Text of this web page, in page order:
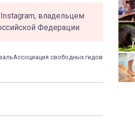
владельцем
Федерации.
Ассоциация свободных гидов